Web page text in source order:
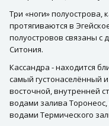
Три «ноги»
протягиваются в
полуостровов связаны с
Ситония.
Кассандра - находится
самый густонаселённый
восточной, внутренней
водами залива
водами Термического